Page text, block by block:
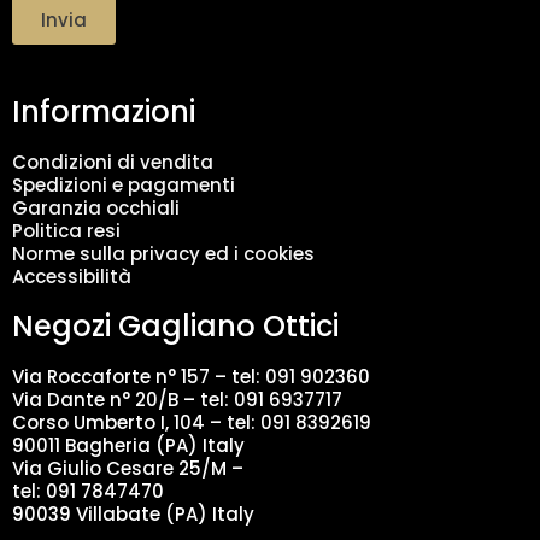
e
n
o
d
a
t
i
*
Invia
Informazioni
Condizioni di vendita
Spedizioni e pagamenti
Garanzia occhiali
Politica resi
Norme sulla privacy ed i cookies
Accessibilità
Negozi Gagliano Ottici
Via Roccaforte n° 157 – tel: 091 902360
Via Dante n° 20/B – tel: 091 6937717
Corso Umberto I, 104 – tel: 091 8392619
90011 Bagheria (PA) Italy
Via Giulio Cesare 25/M –
tel: 091 7847470
90039 Villabate (PA) Italy